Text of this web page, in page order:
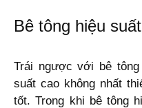
Bê tông hiệu
Trái ngược với bê
suất cao không nhất
tốt. Trong khi bê tông